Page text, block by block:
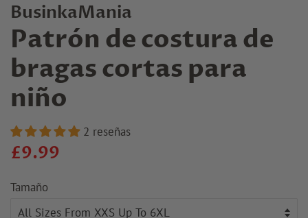
BusinkaMania
Patrón de costura de
bragas cortas para
niño
2 reseñas
Precio
£9.99
Tamaño